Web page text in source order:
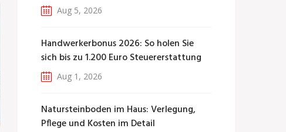
Aug 5, 2026
Handwerkerbonus 2026: So holen Sie
sich bis zu 1.200 Euro Steuererstattung
Aug 1, 2026
Natursteinboden im Haus: Verlegung,
Pflege und Kosten im Detail